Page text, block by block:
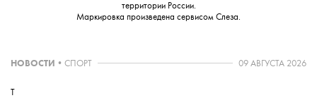
территории России.
Маркировка произведена сервисом Слеза.
НОВОСТИ • СПОРТ 09 АВГУСТА 2026
T